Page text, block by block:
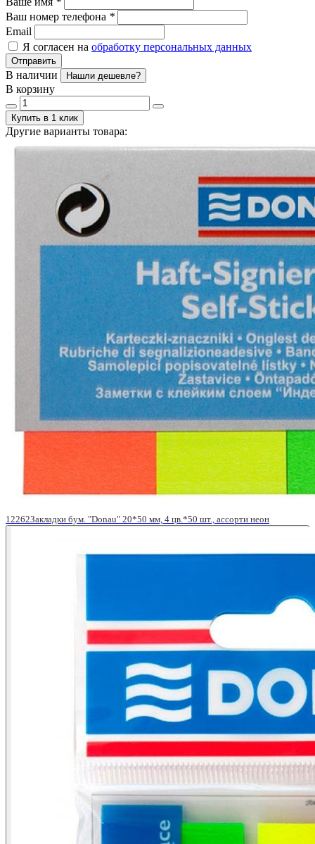
Ваш номер телефона *
Email
Я согласен на обработку персональных данных
Отправить
В наличии Нашли дешевле?
В корзину
Купить в 1 клик
Другие варианты товара:
12262Закладки бум. "Donau" 20*50 мм, 4 цв.*50 шт., ассорти неон